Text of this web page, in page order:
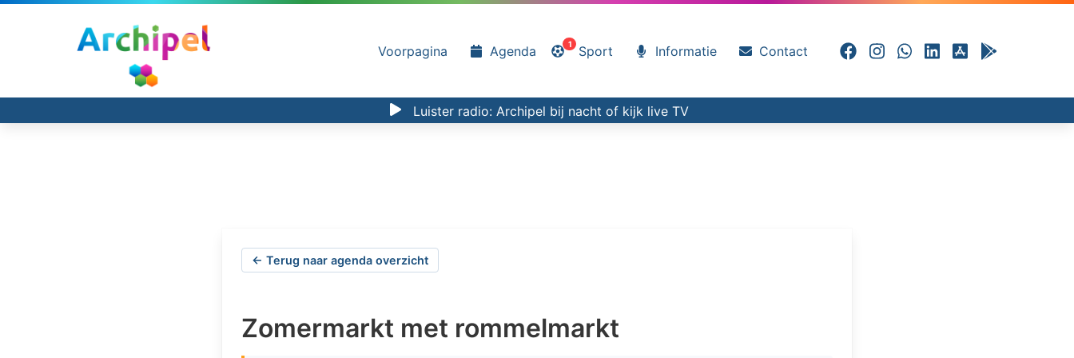
Voorpagina Agenda 1 Sport Informatie Contact
Luister radio: Archipel bij nacht of kijk live TV
← Terug naar agenda overzicht
Zomermarkt met rommelmarkt